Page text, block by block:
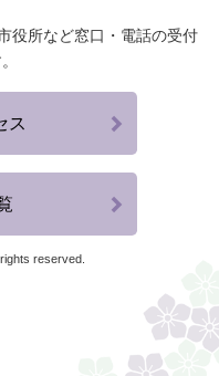
役所など窓口・電話の受付
ス
reserved.